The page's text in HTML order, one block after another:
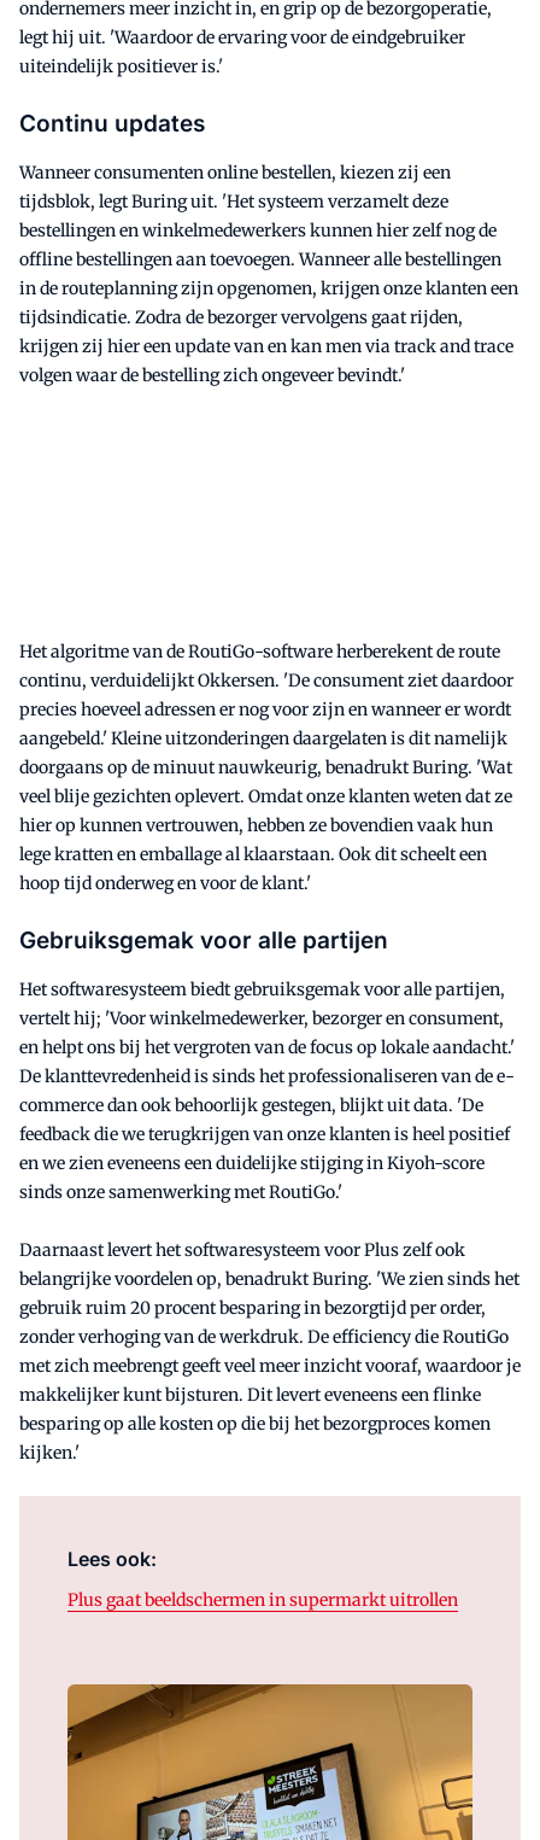
ondernemers meer inzicht in, en grip op de bezorgoperatie,
legt hij uit. 'Waardoor de ervaring voor de eindgebruiker
uiteindelijk positiever is.'
Continu updates
Wanneer consumenten online bestellen, kiezen zij een
tijdsblok, legt Buring uit. 'Het systeem verzamelt deze
bestellingen en winkelmedewerkers kunnen hier zelf nog de
offline bestellingen aan toevoegen. Wanneer alle bestellingen
in de routeplanning zijn opgenomen, krijgen onze klanten een
tijdsindicatie. Zodra de bezorger vervolgens gaat rijden,
krijgen zij hier een update van en kan men via track and trace
volgen waar de bestelling zich ongeveer bevindt.'
Het algoritme van de RoutiGo-software herberekent de route
continu, verduidelijkt Okkersen. 'De consument ziet daardoor
precies hoeveel adressen er nog voor zijn en wanneer er wordt
aangebeld.' Kleine uitzonderingen daargelaten is dit namelijk
doorgaans op de minuut nauwkeurig, benadrukt Buring. 'Wat
veel blije gezichten oplevert. Omdat onze klanten weten dat ze
hier op kunnen vertrouwen, hebben ze bovendien vaak hun
lege kratten en emballage al klaarstaan. Ook dit scheelt een
hoop tijd onderweg en voor de klant.'
Gebruiksgemak voor alle partijen
Het softwaresysteem biedt gebruiksgemak voor alle partijen,
vertelt hij; 'Voor winkelmedewerker, bezorger en consument,
en helpt ons bij het vergroten van de focus op lokale aandacht.'
De klanttevredenheid is sinds het professionaliseren van de e-
commerce dan ook behoorlijk gestegen, blijkt uit data. 'De
feedback die we terugkrijgen van onze klanten is heel positief
en we zien eveneens een duidelijke stijging in Kiyoh-score
sinds onze samenwerking met RoutiGo.'
Daarnaast levert het softwaresysteem voor Plus zelf ook
belangrijke voordelen op, benadrukt Buring. 'We zien sinds het
gebruik ruim 20 procent besparing in bezorgtijd per order,
zonder verhoging van de werkdruk. De efficiency die RoutiGo
met zich meebrengt geeft veel meer inzicht vooraf, waardoor je
makkelijker kunt bijsturen. Dit levert eveneens een flinke
besparing op alle kosten op die bij het bezorgproces komen
kijken.'
Lees ook:
Plus gaat beeldschermen in supermarkt uitrollen